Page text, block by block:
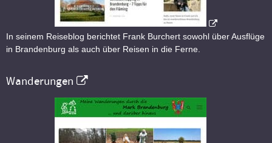
In seinem Reiseblog berichtet Frank Burchert sowohl über Ausflüge
in Brandenburg als auch über Reisen in die Ferne.
Wanderungen